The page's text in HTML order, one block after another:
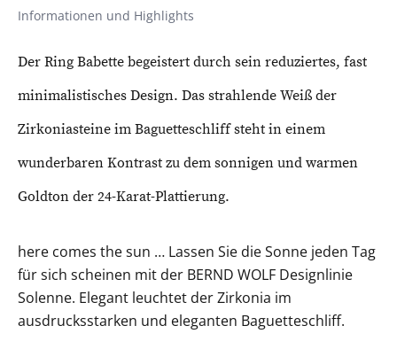
Informationen und Highlights
Der Ring Babette begeistert durch sein reduziertes, fast
minimalistisches Design. Das strahlende Weiß der
Zirkoniasteine im Baguetteschliff steht in einem
wunderbaren Kontrast zu dem sonnigen und warmen
Goldton der 24-Karat-Plattierung.
here comes the sun … Lassen Sie die Sonne jeden Tag
für sich scheinen mit der BERND WOLF Designlinie
Solenne. Elegant leuchtet der Zirkonia im
ausdrucksstarken und eleganten Baguetteschliff.